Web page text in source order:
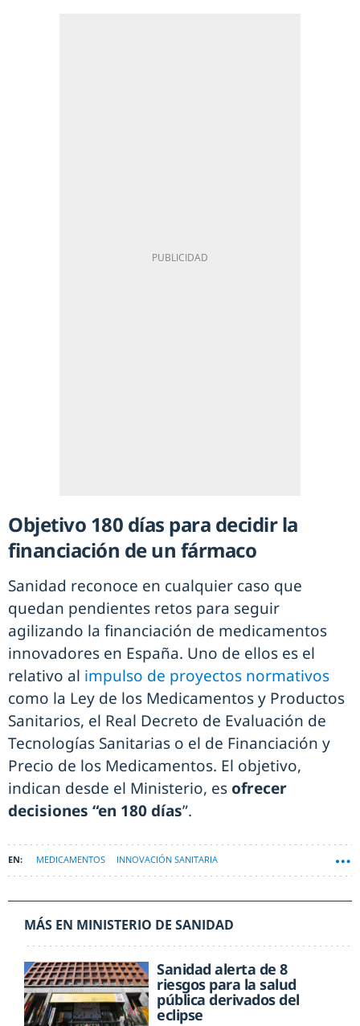
Objetivo 180 días para decidir la
financiación de un fármaco
Sanidad reconoce en cualquier caso que
quedan pendientes retos para seguir
agilizando la financiación de medicamentos
innovadores en España. Uno de ellos es el
relativo al impulso de proyectos normativos
como la Ley de los Medicamentos y Productos
Sanitarios, el Real Decreto de Evaluación de
Tecnologías Sanitarias o el de Financiación y
Precio de los Medicamentos. El objetivo,
indican desde el Ministerio, es ofrecer
decisiones “en 180 días”.
MEDICAMENTOS INNOVACIÓN SANITARIA
MÁS EN MINISTERIO DE SANIDAD
Sanidad alerta de 8
riesgos para la salud
pública derivados del
eclipse